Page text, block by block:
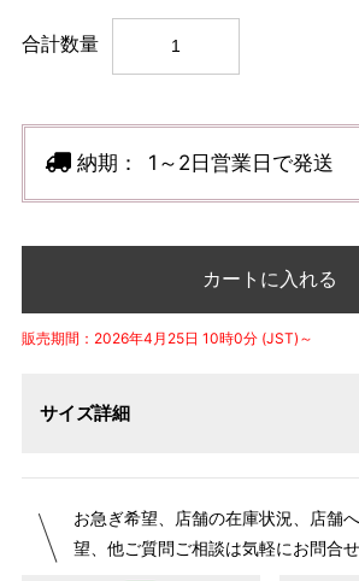
合計数量
納期： 1～2日営業日で発送
カートに入れる
販売期間：2026年4月25日 10時0分 (JST)～
サイズ詳細
お急ぎ希望、店舗の在庫状況、店舗
望、他ご質問ご相談は気軽にお問合せ